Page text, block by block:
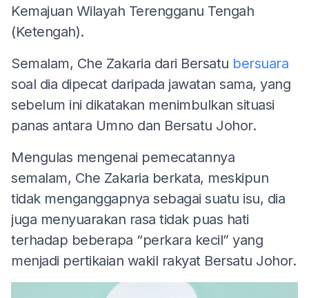
Kemajuan Wilayah Terengganu Tengah
(Ketengah).
Semalam, Che Zakaria dari Bersatu bersuara
soal dia dipecat daripada jawatan sama, yang
sebelum ini dikatakan menimbulkan situasi
panas antara Umno dan Bersatu Johor.
Mengulas mengenai pemecatannya
semalam, Che Zakaria berkata, meskipun
tidak menganggapnya sebagai suatu isu, dia
juga menyuarakan rasa tidak puas hati
terhadap beberapa “perkara kecil” yang
menjadi pertikaian wakil rakyat Bersatu Johor.